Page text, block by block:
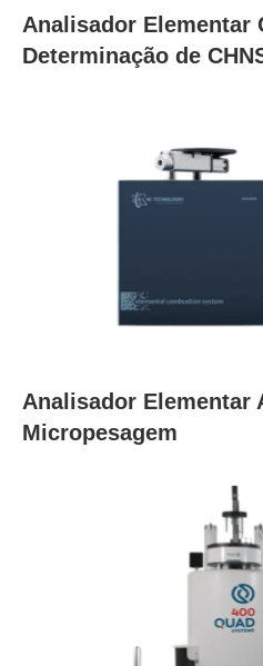
Analisador Elementar
Determinação de
Analisador Elementar
Micropesagem